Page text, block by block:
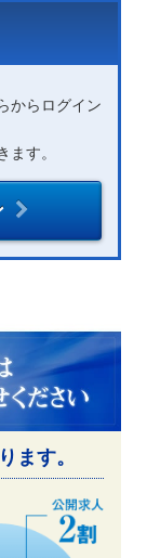
からログイン
ます。
ます。